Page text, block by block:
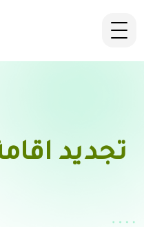
تجديد